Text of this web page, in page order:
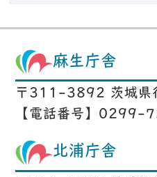
麻生庁舎
〒311-3892 茨城県
【電話番号】0299-
北浦庁舎